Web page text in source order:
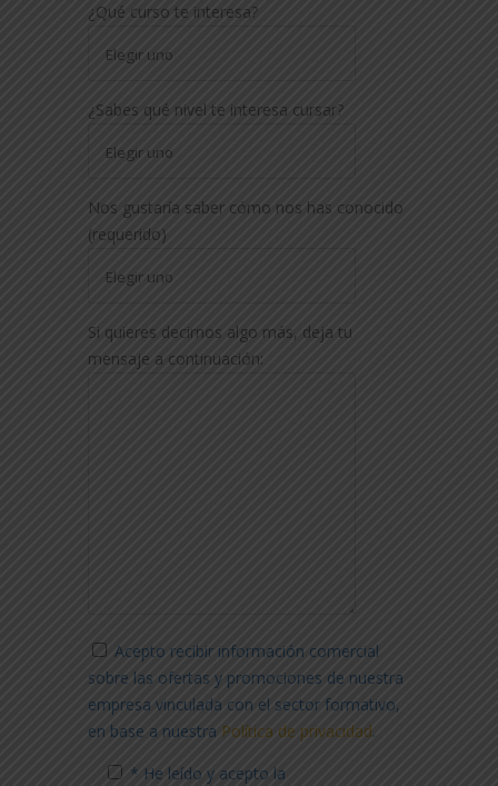
¿Qué curso te interesa?
¿Sabes qué nivel te interesa cursar?
Nos gustaría saber cómo nos has conocido
(requerido)
Si quieres decirnos algo más, deja tu
mensaje a continuación:
Acepto recibir información comercial
sobre las ofertas y promociones de nuestra
empresa vinculada con el sector formativo,
en base a nuestra Política de privacidad.
* He leído y acepto la